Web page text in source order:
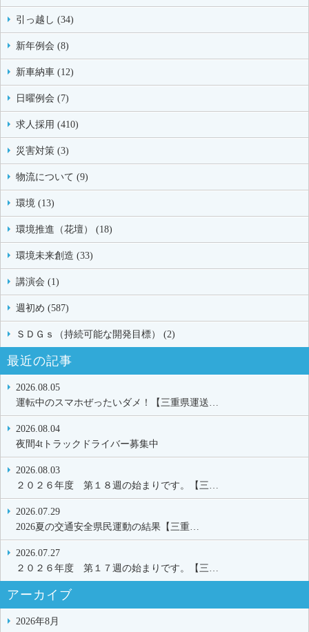
引っ越し (34)
新年例会 (8)
新車納車 (12)
日曜例会 (7)
求人採用 (410)
災害対策 (3)
物流について (9)
環境 (13)
環境推進（花壇） (18)
環境未来創造 (33)
講演会 (1)
週初め (587)
ＳＤＧｓ（持続可能な開発目標） (2)
最近の記事
2026.08.05
運転中のスマホぜったいダメ！【三重県運送…
2026.08.04
夜間4tトラックドライバー募集中
2026.08.03
２０２６年度 第１８週の始まりです。【三…
2026.07.29
2026夏の交通安全県民運動の結果【三重…
2026.07.27
２０２６年度 第１７週の始まりです。【三…
アーカイブ
2026年8月